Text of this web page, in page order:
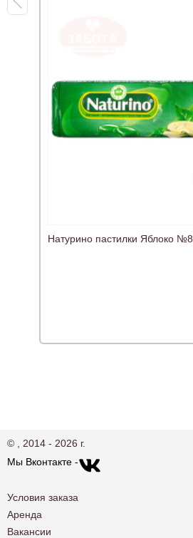
Натурино пастилки Яблоко №8
© , 2014 - 2026 г.
Мы Вконтакте -
Условия заказа
Аренда
Вакансии